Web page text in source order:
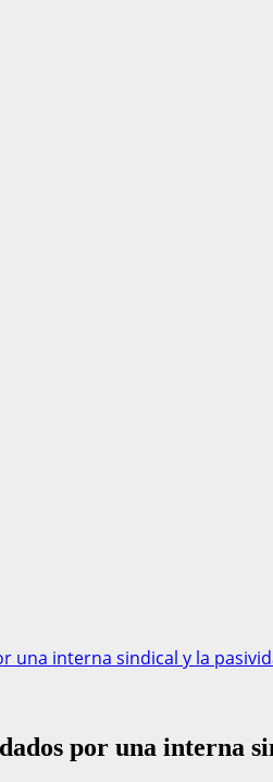
una interna sindical y la
por una interna